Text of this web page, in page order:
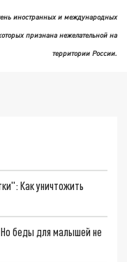
иностранных и международных
признана нежелательной на
территории России.
Как уничтожить
беды для малышей не